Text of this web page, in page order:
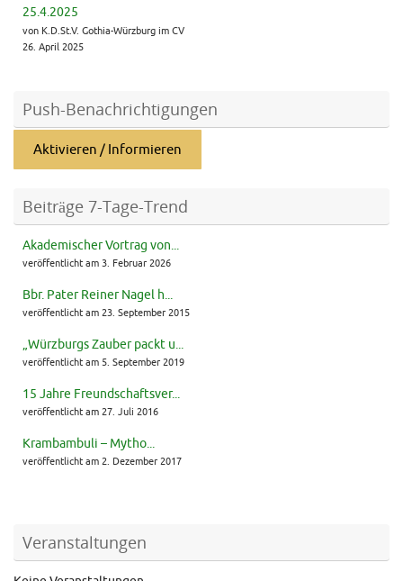
25.4.2025
von K.D.St.V. Gothia-Würzburg im CV
26. April 2025
Push-Benachrichtigungen
Aktivieren / Informieren
Beiträge 7-Tage-Trend
Akademischer Vortrag von...
veröffentlicht am 3. Februar 2026
Bbr. Pater Reiner Nagel h...
veröffentlicht am 23. September 2015
„Würzburgs Zauber packt u...
veröffentlicht am 5. September 2019
15 Jahre Freundschaftsver...
veröffentlicht am 27. Juli 2016
Krambambuli – Mytho...
veröffentlicht am 2. Dezember 2017
Veranstaltungen